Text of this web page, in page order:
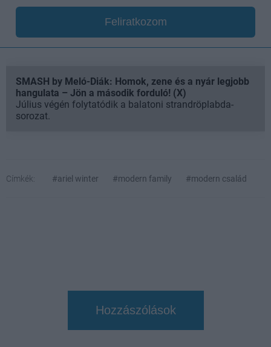
Feliratkozom
SMASH by Meló-Diák: Homok, zene és a nyár legjobb
hangulata – Jön a második forduló! (X)
Július végén folytatódik a balatoni strandröplabda-
sorozat.
Címkék: #ariel winter #modern family #modern család
Hozzászólások